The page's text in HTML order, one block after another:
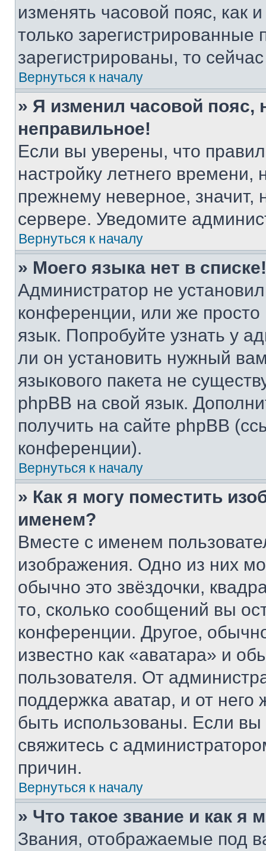
изменять часовой пояс, как
только
зарегистрированы, то
Вернуться к началу
» Я изменил часовой пояс,
неправильное!
Если вы уверены, что
настройку летнего
прежнему неверное, значит,
сервере. Уведомите
Вернуться к началу
» Моего языка нет в списке!
Администратор не
конференции, или же
язык. Попробуйте узнать у
ли он установить нужный
языкового пакета не
phpBB на свой язык.
получить на сайте phpBB
конференции).
Вернуться к началу
» Как я могу поместить
именем?
Вместе с именем
изображения. Одно из них
обычно это звёздочки,
то, сколько сообщений вы
конференции. Другое,
известно как «аватара» и
пользователя. От
поддержка аватар, и от него
быть использованы. Если
свяжитесь с
причин.
Вернуться к началу
» Что такое звание и как я
Звания, отображаемые под